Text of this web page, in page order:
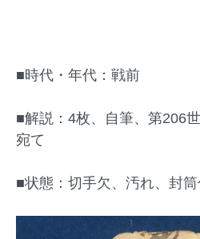
■時代・年代：戦前
■解説：4枚、自筆、第206
宛て
■状態：切手欠、汚れ、封